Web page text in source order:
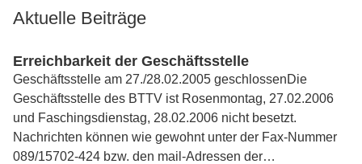
Aktuelle Beiträge
Erreichbarkeit der Geschäftsstelle
Geschäftsstelle am 27./28.02.2005 geschlossenDie
Geschäftsstelle des BTTV ist Rosenmontag, 27.02.2006
und Faschingsdienstag, 28.02.2006 nicht besetzt.
Nachrichten können wie gewohnt unter der Fax-Nummer
089/15702-424 bzw. den mail-Adressen der…